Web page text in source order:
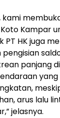
kami
Kampar
PT HK juga
panjang
yang
arus lalu
jelasnya.